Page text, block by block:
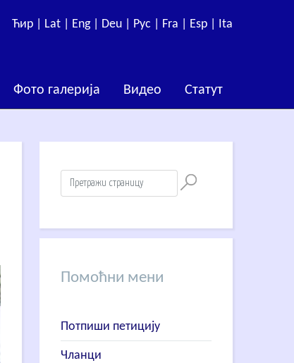
Ћир | Lat | Eng | Deu | Рус | Fra | Esp | Ita
Фото галерија Видео Статут
Помоћни мени
Потпиши петицију
Чланци